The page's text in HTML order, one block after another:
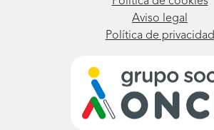
Aviso legal
Política de privacidad